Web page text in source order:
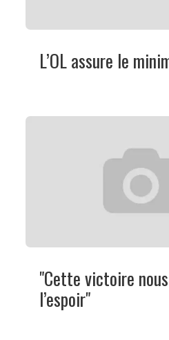
L’OL assure le
"Cette victoire
l’espoir"